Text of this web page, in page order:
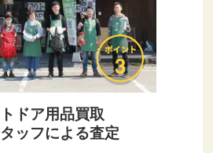
ドア用品買取
ッフによる査定